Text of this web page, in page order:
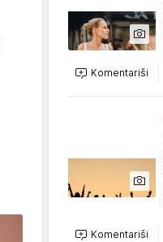
Komentariši
Komentariši